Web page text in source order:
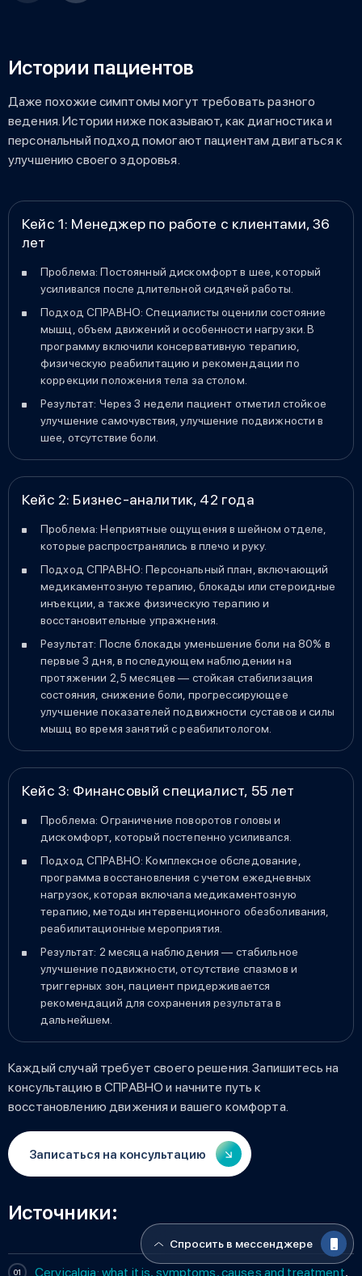
Истории пациентов
Даже похожие симптомы могут требовать разного
ведения. Истории ниже показывают, как диагностика и
персональный подход помогают пациентам двигаться к
улучшению своего здоровья.
Кейс 1: Менеджер по работе с клиентами, 36
лет
Проблема: Постоянный дискомфорт в шее, который
усиливался после длительной сидячей работы.
Подход СПРАВНО: Специалисты оценили состояние
мышц, объем движений и особенности нагрузки. В
программу включили консервативную терапию,
физическую реабилитацию и рекомендации по
коррекции положения тела за столом.
Результат: Через 3 недели пациент отметил стойкое
улучшение самочувствия, улучшение подвижности в
шее, отсутствие боли.
Кейс 2: Бизнес-аналитик, 42 года
Проблема: Неприятные ощущения в шейном отделе,
которые распространялись в плечо и руку.
Подход СПРАВНО: Персональный план, включающий
медикаментозную терапию, блокады или стероидные
инъекции, а также физическую терапию и
восстановительные упражнения.
Результат: После блокады уменьшение боли на 80% в
первые 3 дня, в последующем наблюдении на
протяжении 2,5 месяцев — стойкая стабилизация
состояния, снижение боли, прогрессирующее
улучшение показателей подвижности суставов и силы
мышц во время занятий с реабилитологом.
Кейс 3: Финансовый специалист, 55 лет
Проблема: Ограничение поворотов головы и
дискомфорт, который постепенно усиливался.
Подход СПРАВНО: Комплексное обследование,
программа восстановления с учетом ежедневных
нагрузок, которая включала медикаментозную
терапию, методы интервенционного обезболивания,
реабилитационные мероприятия.
Результат: 2 месяца наблюдения — стабильное
улучшение подвижности, отсутствие спазмов и
триггерных зон, пациент придерживается
рекомендаций для сохранения результата в
дальнейшем.
Каждый случай требует своего решения. Запишитесь на
консультацию в СПРАВНО и начните путь к
восстановлению движения и вашего комфорта.
Записаться на консультацию
Источники:
Cervicalgia: what it is, symptoms, causes and treatment,
Спросить в мессенджере